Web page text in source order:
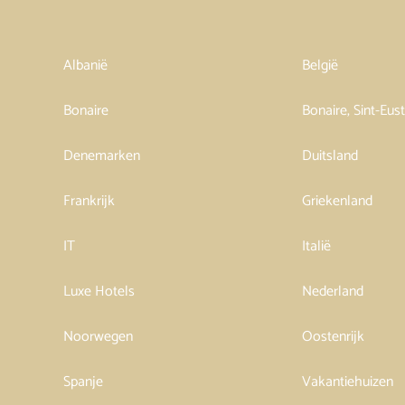
Albanië
België
Bonaire
Bonaire, Sint-
Denemarken
Duitsland
Frankrijk
Griekenland
IT
Italië
Luxe Hotels
Nederland
Noorwegen
Oostenrijk
Spanje
Vakantiehuizen